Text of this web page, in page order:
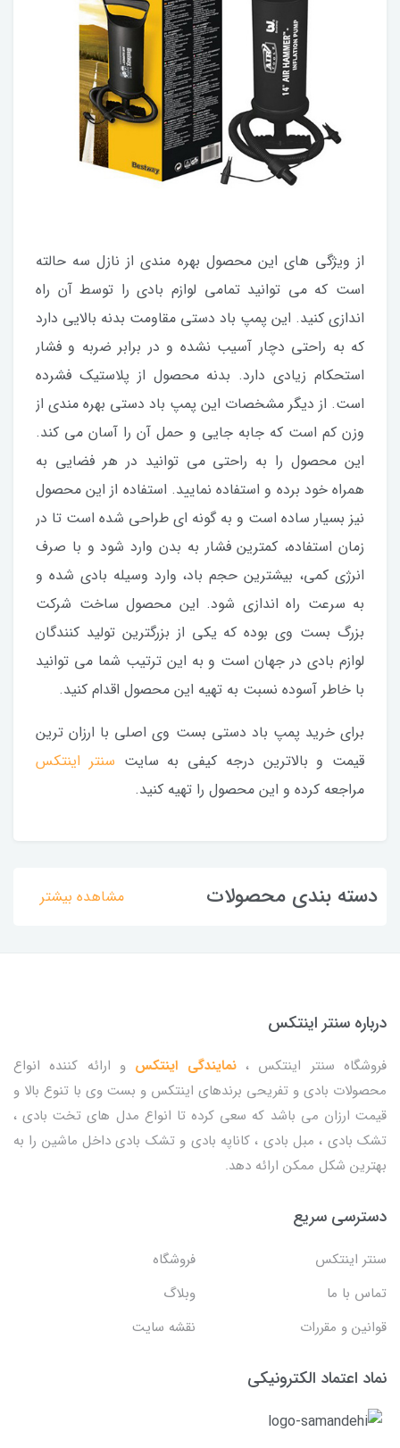
از ویژگی های این محصول بهره مندی از نازل سه حالته
است که می توانید تمامی لوازم بادی را توسط آن راه
اندازی کنید. این پمپ باد دستی مقاومت بدنه بالایی دارد
که به راحتی دچار آسیب نشده و در برابر ضربه و فشار
استحکام زیادی دارد. بدنه محصول از پلاستیک فشرده
است. از دیگر مشخصات این پمپ باد دستی بهره مندی از
وزن کم است که جابه جایی و حمل آن را آسان می کند.
این محصول را به راحتی می توانید در هر فضایی به
همراه خود برده و استفاده نمایید. استفاده از این محصول
نیز بسیار ساده است و به گونه ای طراحی شده است تا در
زمان استفاده، کمترین فشار به بدن وارد شود و با صرف
انرژی کمی، بیشترین حجم باد، وارد وسیله بادی شده و
به سرعت راه اندازی شود. این محصول ساخت شرکت
بزرگ بست وی بوده که یکی از بزرگترین تولید کنندگان
لوازم بادی در جهان است و به این ترتیب شما می توانید
با خاطر آسوده نسبت به تهیه این محصول اقدام کنید.
برای خرید پمپ باد دستی بست وی اصلی با ارزان ترین
قیمت و بالاترین درجه کیفی به سایت سنتر اینتکس
مراجعه کرده و این محصول را تهیه کنید.
دسته بندی محصولات مشاهده بیشتر
درباره سنتر اینتکس
فروشگاه سنتر اینتکس ،نمایندگی اینتکس و ارائه کننده انواع
محصولات بادی و تفریحی برندهای اینتکس و بست وی با تنوع بالا و
قیمت ارزان می باشد که سعی کرده تا انواع مدل های تخت بادی ،
تشک بادی ، مبل بادی ، کاناپه بادی و تشک بادی داخل ماشین را به
بهترین شکل ممکن ارائه دهد.
دسترسی سریع
سنتر اینتکس
فروشگاه
تماس با ما
وبلاگ
قوانین و مقررات
نقشه سایت
نماد اعتماد الکترونیکی